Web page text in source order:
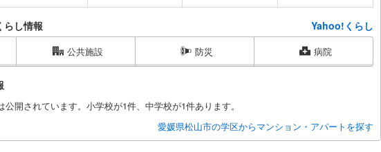
らし情報 Yahoo!くらし
公共施設 防災 病院
開されています。小学校が1件、中学校が1件あります。
愛媛県松山市の学区からマンション・アパートを探す